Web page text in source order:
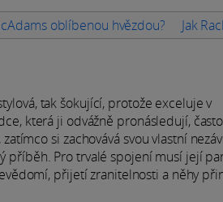
oblíbenou hvězdou? Jak
tak šokující, protože exceluje v
která ji odvážně pronásledují, často
si zachovává svou vlastní
příběh. Pro trvalé spojení musí její
přijetí zranitelnosti a něhy